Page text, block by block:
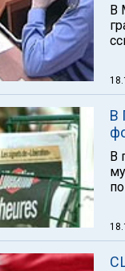
В
В
В